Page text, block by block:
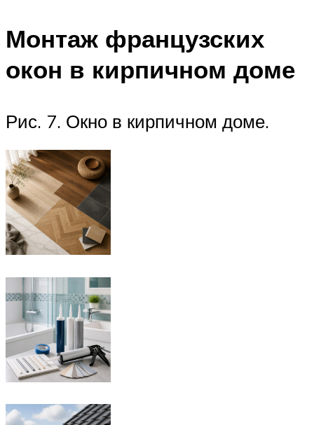
Монтаж французских
окон в кирпичном доме
Рис. 7. Окно в кирпичном доме.